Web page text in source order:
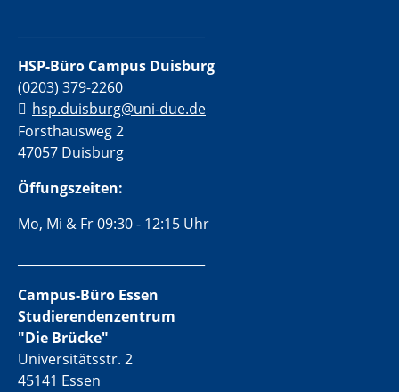
HSP-Büro Campus Duisburg
(0203) 379-2260
hsp.duisburg@uni-due.de
Forsthausweg 2
47057 Duisburg
Öffungszeiten:
Mo, Mi & Fr 09:30 - 12:15 Uhr
Campus-Büro Essen
Studierendenzentrum
"Die Brücke"
Universitätsstr. 2
45141 Essen